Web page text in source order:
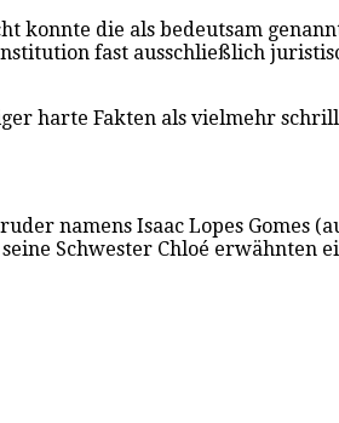
konnte die als bedeutsam
fast ausschließlich
harte Fakten als vielmehr
namens Isaac Lopes Gomes
Schwester Chloé erwähnten